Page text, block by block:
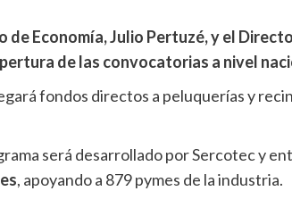
de Economía, Julio Pertuzé, y el
de las convocatorias a nivel
fondos directos a peluquerías y
será desarrollado por Sercotec y
, apoyando a 879 pymes de la industria.